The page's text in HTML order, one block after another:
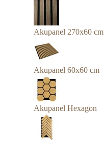
Akupanel 270x60 cm
Akupanel 60x60 cm
Akupanel Hexagon